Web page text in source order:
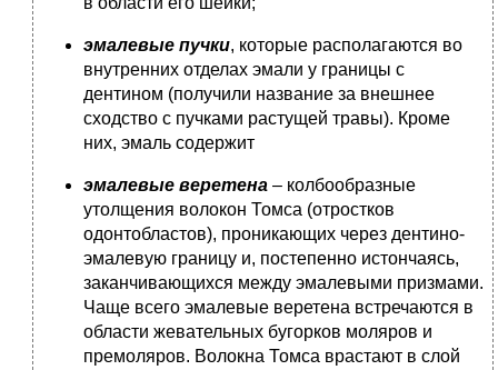
эмалевые пучки, которые располагаются во
внутренних отделах эмали у границы с
дентином (получили название за внешнее
сходство с пучками растущей травы). Кроме
них, эмаль содержит
эмалевые веретена – колбообразные
утолщения волокон Томса (отростков
одонтобластов), проникающих через дентино-
эмалевую границу и, постепенно истончаясь,
заканчивающихся между эмалевыми призмами.
Чаще всего эмалевые веретена встречаются в
области жевательных бугорков моляров и
премоляров. Волокна Томса врастают в слой